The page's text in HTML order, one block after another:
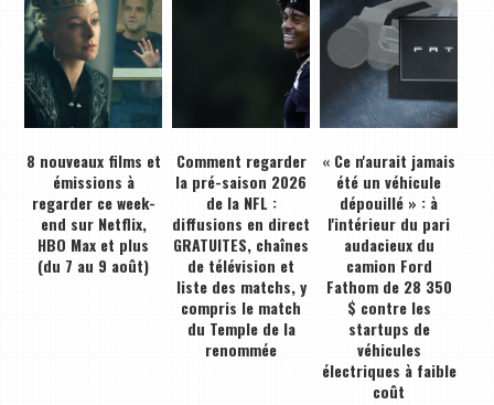
8 nouveaux films et
émissions à
regarder ce week-
end sur Netflix,
HBO Max et plus
(du 7 au 9 août)
Comment regarder
la pré-saison 2026
de la NFL :
diffusions en direct
GRATUITES, chaînes
de télévision et
liste des matchs, y
compris le match
du Temple de la
renommée
« Ce n'aurait jamais
été un véhicule
dépouillé » : à
l'intérieur du pari
audacieux du
camion Ford
Fathom de 28 350
$ contre les
startups de
véhicules
électriques à faible
coût